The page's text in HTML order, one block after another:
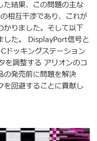
た結果、この問題の主な
相互干渉であり、これが
かりました。そして以下
した。 DisplayPort信号と
ドッキングステーション
を調整する アリオンのコ
の発売前に問題を解決
を回避することに貢献し